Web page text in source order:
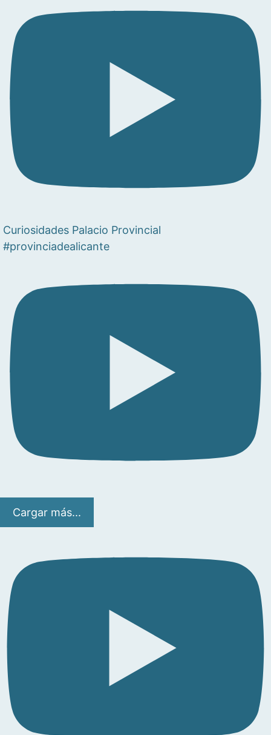
Curiosidades Palacio Provincial
#provinciadealicante
Cargar más...